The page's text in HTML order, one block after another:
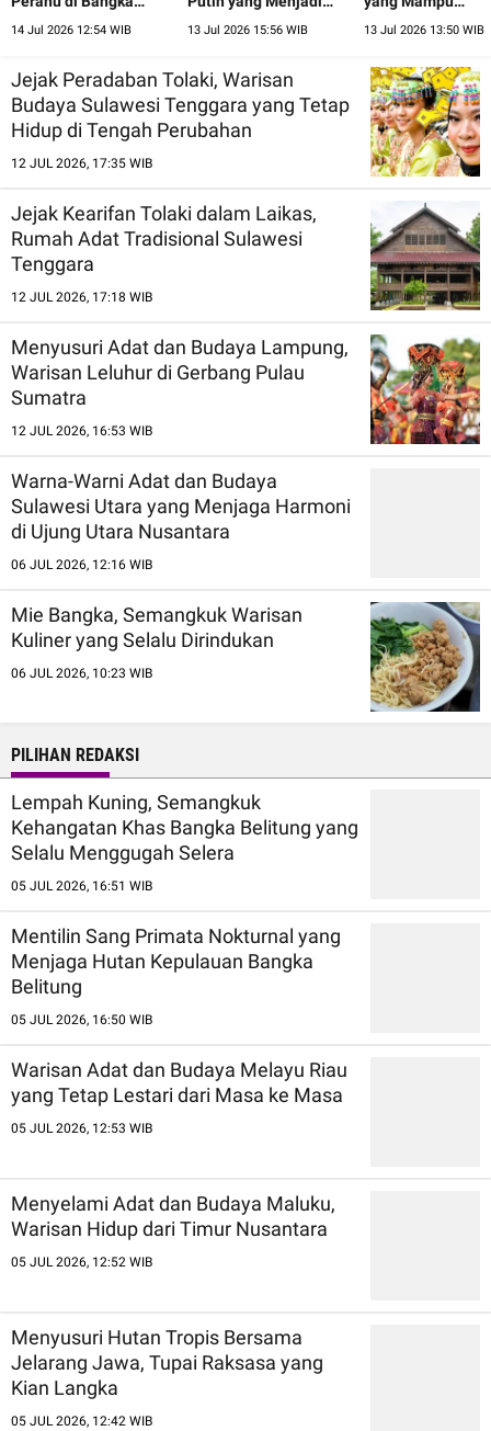
Belitung
14 Jul 2026 12:54 WIB
Lambang Keindahan
13 Jul 2026 15:56 WIB
Menyatukan
13 Jul 2026 13:50 WIB
Jejak Peradaban Tolaki, Warisan
Budaya Sulawesi Tenggara yang Tetap
Hidup di Tengah Perubahan
12 JUL 2026, 17:35 WIB
Jejak Kearifan Tolaki dalam Laikas,
Rumah Adat Tradisional Sulawesi
Tenggara
12 JUL 2026, 17:18 WIB
Menyusuri Adat dan Budaya Lampung,
Warisan Leluhur di Gerbang Pulau
Sumatra
12 JUL 2026, 16:53 WIB
Warna-Warni Adat dan Budaya
Sulawesi Utara yang Menjaga Harmoni
di Ujung Utara Nusantara
06 JUL 2026, 12:16 WIB
Mie Bangka, Semangkuk Warisan
Kuliner yang Selalu Dirindukan
06 JUL 2026, 10:23 WIB
PILIHAN REDAKSI
Lempah Kuning, Semangkuk
Kehangatan Khas Bangka Belitung yang
Selalu Menggugah Selera
05 JUL 2026, 16:51 WIB
Mentilin Sang Primata Nokturnal yang
Menjaga Hutan Kepulauan Bangka
Belitung
05 JUL 2026, 16:50 WIB
Warisan Adat dan Budaya Melayu Riau
yang Tetap Lestari dari Masa ke Masa
05 JUL 2026, 12:53 WIB
Menyelami Adat dan Budaya Maluku,
Warisan Hidup dari Timur Nusantara
05 JUL 2026, 12:52 WIB
Menyusuri Hutan Tropis Bersama
Jelarang Jawa, Tupai Raksasa yang
Kian Langka
05 JUL 2026, 12:42 WIB